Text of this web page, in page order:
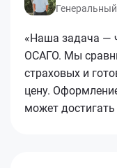
«Наша задача —
ОСАГО. Мы
страховых и
цену.
может